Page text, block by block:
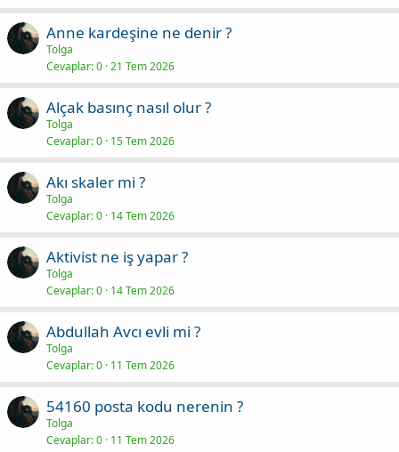
Anne kardeşine ne denir ?
Tolga
Cevaplar 0 21 Tem 2026
Alçak basınç nasıl olur ?
Tolga
Cevaplar 0 15 Tem 2026
Akı skaler mi ?
Tolga
Cevaplar 0 14 Tem 2026
Aktivist ne iş yapar ?
Tolga
Cevaplar 0 14 Tem 2026
Abdullah Avcı evli mi ?
Tolga
Cevaplar 0 11 Tem 2026
54160 posta kodu nerenin ?
Tolga
Cevaplar 0 11 Tem 2026